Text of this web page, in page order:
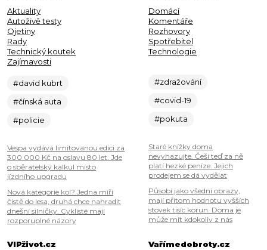
Aktuality
Autoživě testy
Ojetiny
Rady
Technický koutek
Zajímavosti
#david kubrt
#čínská auta
#policie
Vespa vydává limitovanou edici za
300 000 Kč na oslavu 80 let. Jde
o sběratelský kalkul místo
jízdního upgradu
Nová kategorie kol? Jedna míří
čistě do lesa, druhá chce nahradit
dnešní silničky. Cyklisté mají
rozporuplné názory
Domácí
Komentáře
Rozhovory
Spotřebitel
Technologie
#zdražování
#covid-19
#pokuta
Staré knížky doma
nevyhazujte. Češi teď za ně
platí hezké peníze. Jejich
prodejem se dá vydělat
Působí jako všední obrazy,
mají přitom hodnotu vyšších
stovek tisíc korun. Doma je
může mít kdokoliv z nás
VIPživot.cz
Vařímedobroty.cz